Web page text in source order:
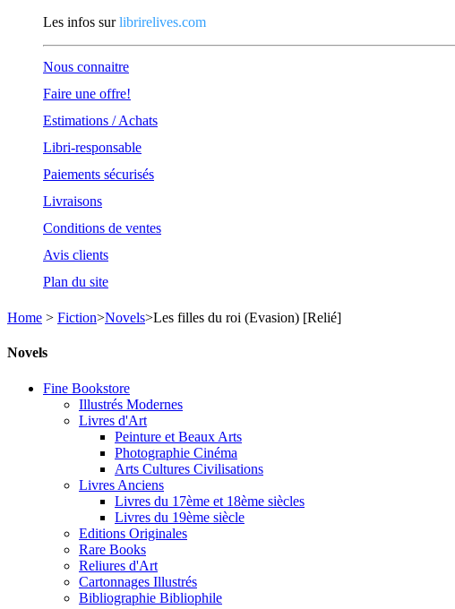
Les infos surlibrirelives.com
Nous connaitre
Faire une offre!
Estimations / Achats
Libri-responsable
Paiements sécurisés
Livraisons
Conditions de ventes
Avis clients
Plan du site
Home > Fiction>Novels>Les filles du roi (Evasion) [Relié]
Novels
Fine Bookstore
Illustrés Modernes
Livres d'Art
Peinture et Beaux Arts
Photographie Cinéma
Arts Cultures Civilisations
Livres Anciens
Livres du 17ème et 18ème siècles
Livres du 19ème siècle
Editions Originales
Rare Books
Reliures d'Art
Cartonnages Illustrés
Bibliographie Bibliophile